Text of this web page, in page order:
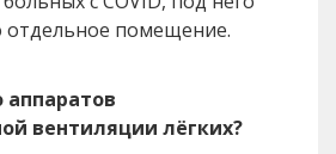
помещение.
вентиляции лёгких?